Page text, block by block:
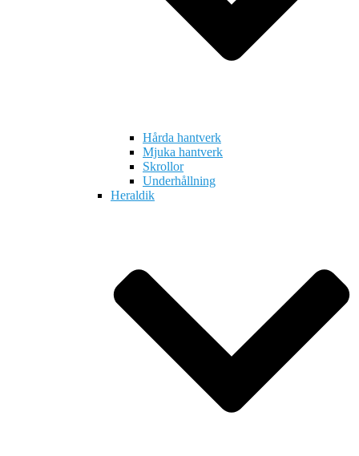
Hårda hantverk
Mjuka hantverk
Skrollor
Underhållning
Heraldik